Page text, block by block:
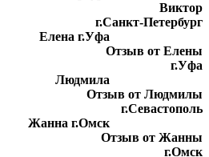
Виктор
г.Санкт-Петербург
Отзыв от Елены
г.Уфа
Отзыв от Людмилы
г.Севастополь
Отзыв от Жанны
г.Омск